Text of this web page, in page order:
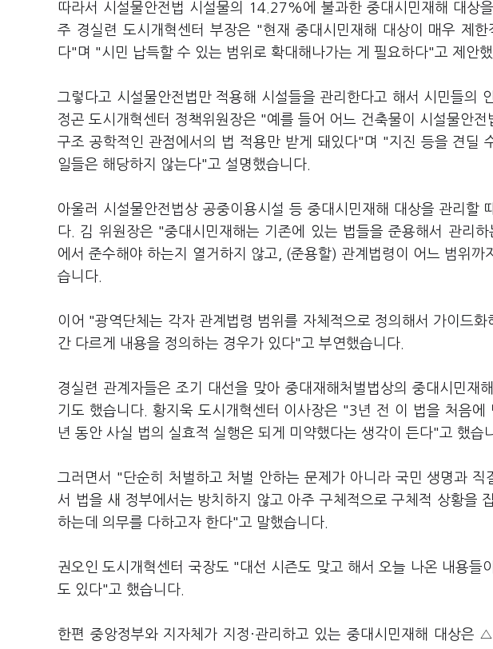
따라서 시설물안전법 시설물의 14.27%에 불과한 중대시민재해 대상
주 경실련 도시개혁센터 부장은 "현재 중대시민재해 대상이 매우 제
다"며 "시민 납득할 수 있는 범위로 확대해나가는 게 필요하다"고 제안했
그렇다고 시설물안전법만 적용해 시설들을 관리한다고 해서 시민들의
정곤 도시개혁센터 정책위원장은 "예를 들어 어느 건축물이 시설물안
구조 공학적인 관점에서의 법 적용만 받게 돼있다"며 "지진 등을 견딜
일들은 해당하지 않는다"고 설명했습니다.
아울러 시설물안전법상 공중이용시설 등 중대시민재해 대상을 관리할
다. 김 위원장은 "중대시민재해는 기존에 있는 법들을 준용해서 관리
에서 준수해야 하는지 열거하지 않고, (준용할) 관계법령이 어느 범위
습니다.
이어 "광역단체는 각자 관계법령 범위를 자체적으로 정의해서 가이드
간 다르게 내용을 정의하는 경우가 있다"고 부연했습니다.
경실련 관계자들은 조기 대선을 맞아 중대재해처벌법상의 중대시민재
기도 했습니다. 황지욱 도시개혁센터 이사장은 "3년 전 이 법을 처음
년 동안 사실 법의 실효적 실행은 되게 미약했다는 생각이 든다"고 했습
그러면서 "단순히 처벌하고 처벌 안하는 문제가 아니라 국민 생명과
서 법을 새 정부에서는 방치하지 않고 아주 구체적으로 구체적 상황을
하는데 의무를 다하고자 한다"고 말했습니다.
권오인 도시개혁센터 국장도 "대선 시즌도 맞고 해서 오늘 나온 내용들
도 있다"고 했습니다.
한편 중앙정부와 지자체가 지정·관리하고 있는 중대시민재해 대상은